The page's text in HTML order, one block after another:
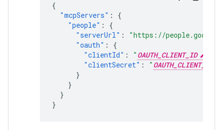
{
"mcpServers" :
{
"people" :
{
"serverUrl" :
"https://
"oauth" :
{
"clientId" : " OAUTH_CLIENT_ID
"clientSecret" : "
}
}
}
}